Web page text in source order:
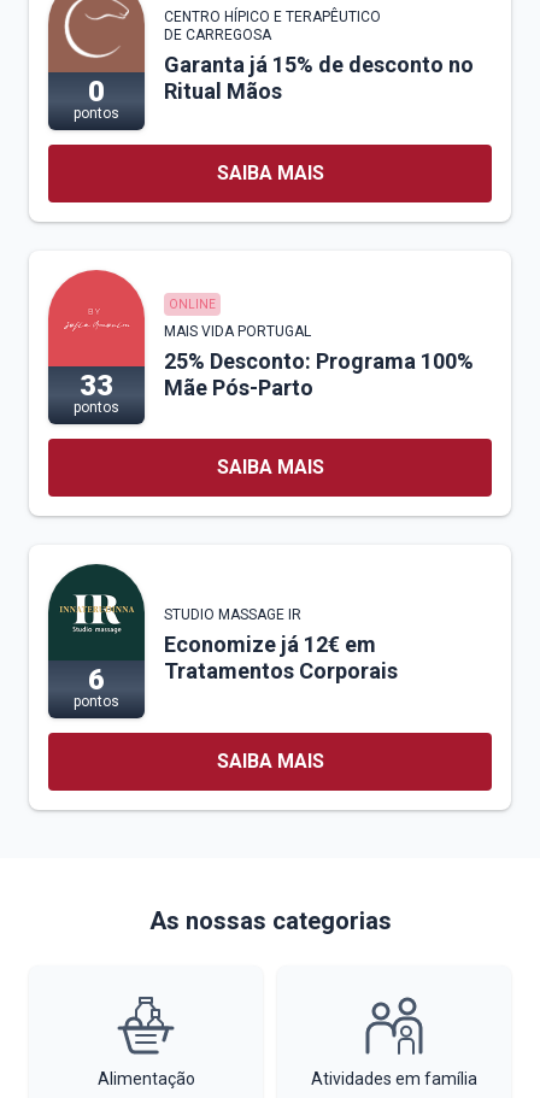
0
pontos
CENTRO HÍPICO E TERAPÊUTICO
DE CARREGOSA
Garanta já 15% de desconto no
Ritual Mãos
SAIBA MAIS
33
pontos
ONLINE
MAIS VIDA PORTUGAL
25% Desconto: Programa 100%
Mãe Pós-Parto
SAIBA MAIS
6
pontos
STUDIO MASSAGE IR
Economize já 12€ em
Tratamentos Corporais
SAIBA MAIS
As nossas categorias
Alimentação Atividades em família